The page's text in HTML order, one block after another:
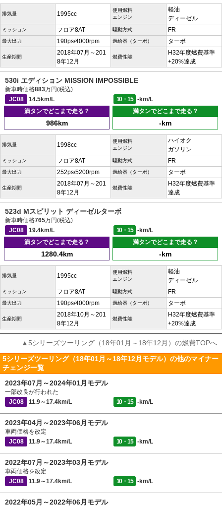
排気量 1995cc
使用燃料
エンジン
軽油
ディーゼル
ミッション フロア8AT 駆動方式 FR
最大出力 190ps/4000rpm 過給器（ターボ） ターボ
生産期間
2018年07月～201
8年12月
燃費性能
H32年度燃費基準
+20%達成
530i エディション MISSION IMPOSSIBLE
新車時価格883万円(税込)
JC08
14.5km/L 10・15
-km/L
満タンでどこまで走る？
986km
満タンでどこまで走る？
-km
排気量 1998cc
使用燃料
エンジン
ハイオク
ガソリン
ミッション フロア8AT 駆動方式 FR
最大出力 252ps/5200rpm 過給器（ターボ） ターボ
生産期間
2018年07月～201
8年12月
燃費性能
H32年度燃費基準
達成
523d Mスピリット ディーゼルターボ
新車時価格765万円(税込)
JC08
19.4km/L 10・15
-km/L
満タンでどこまで走る？
1280.4km
満タンでどこまで走る？
-km
排気量 1995cc
使用燃料
エンジン
軽油
ディーゼル
ミッション フロア8AT 駆動方式 FR
最大出力 190ps/4000rpm 過給器（ターボ） ターボ
生産期間
2018年10月～201
8年12月
燃費性能
H32年度燃費基準
+20%達成
▲5シリーズツーリング（18年01月～18年12月）の燃費TOPへ
5シリーズツーリング（18年01月～18年12月モデル）の他のマイナー
チェンジ一覧
2023年07月～2024年01月モデル
一部改良が行われた
JC08
11.9～17.4km/L 10・15 -km/L
2023年04月～2023年06月モデル
車両価格を改定
JC08
11.9～17.4km/L 10・15 -km/L
2022年07月～2023年03月モデル
車両価格を改定
JC08
11.9～17.4km/L 10・15 -km/L
2022年05月～2022年06月モデル